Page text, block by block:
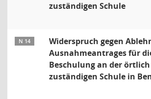
zuständigen Schule
N 14
Widerspruch gegen
Ausnahmeantrages für
Beschulung an der
zuständigen Schule in